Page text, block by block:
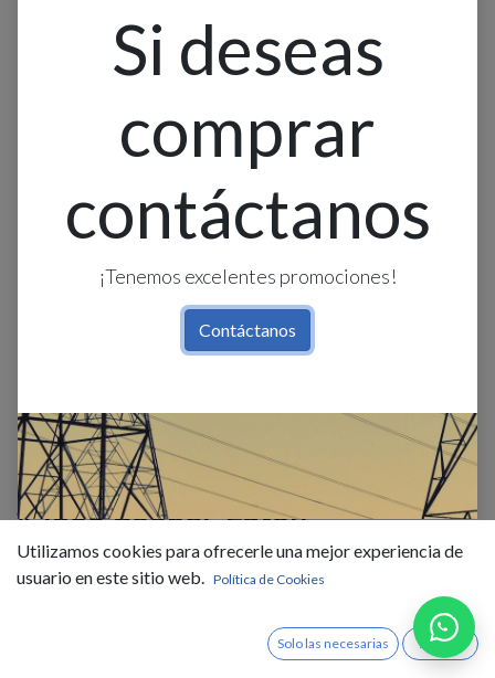
Si deseas
comprar
contáctanos
¡Tenemos excelentes promociones!
Contáctanos
Enchufe Vinilo 220V Polar.
#4866 Cooper-Eaton
$2,93 IVA Incluido
Utilizamos cookies para ofrecerle una mejor experiencia de
usuario en este sitio web. Política de Cookies
Solo las necesarias Acepto